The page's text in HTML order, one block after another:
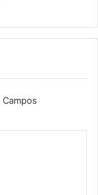
Campos